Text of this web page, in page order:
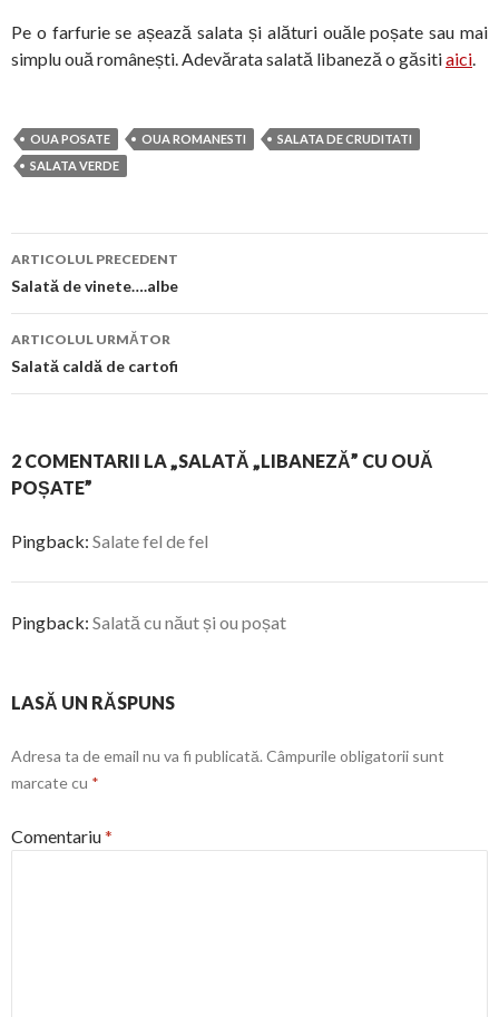
Pe o farfurie se așează salata și alături ouăle poșate sau mai
simplu ouă românești. Adevărata salată libaneză o găsitiaici.
OUA POSATE OUA ROMANESTI
SALATA DE CRUDITATI
SALATA VERDE
Navigare
în
articol
ARTICOLUL PRECEDENT
Salată de vinete….albe
ARTICOLUL URMĂTOR
Salată caldă de cartofi
2 COMENTARII LA „SALATĂ „LIBANEZĂ” CU OUĂ
POȘATE”
Pingback: Salate fel de fel
Pingback: Salată cu năut și ou poșat
LASĂ UN RĂSPUNS
Adresa ta de email nu va fi publicată. Câmpurile obligatorii sunt
marcate cu *
Comentariu*